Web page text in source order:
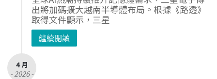
出將加碼擴大越南半導體布局。根據《路透》
取得文件顯示，三星
繼續閱讀
4 月
- 2026 -